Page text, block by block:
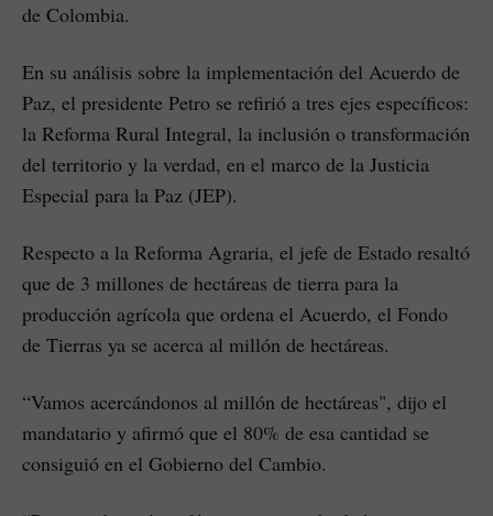
de Colombia.
En su análisis sobre la implementación del Acuerdo de
Paz, el presidente Petro se refirió a tres ejes específicos:
la Reforma Rural Integral, la inclusión o transformación
del territorio y la verdad, en el marco de la Justicia
Especial para la Paz (JEP).
Respecto a la Reforma Agraria, el jefe de Estado resaltó
que de 3 millones de hectáreas de tierra para la
producción agrícola que ordena el Acuerdo, el Fondo
de Tierras ya se acerca al millón de hectáreas.
“Vamos acercándonos al millón de hectáreas", dijo el
mandatario y afirmó que el 80% de esa cantidad se
consiguió en el Gobierno del Cambio.